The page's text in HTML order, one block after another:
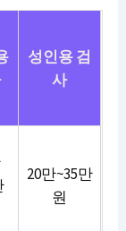
성인용 검
사
20만~35만
원